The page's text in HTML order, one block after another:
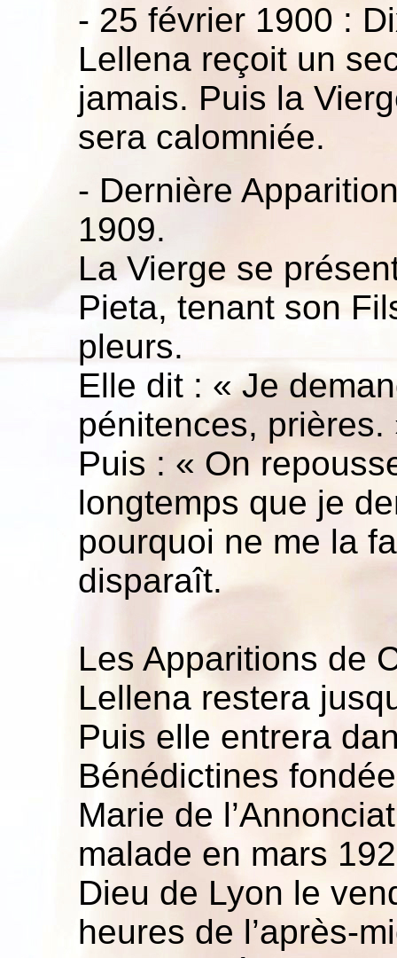
- 25 février 1900 :
Lellena reçoit un
jamais. Puis la
sera calomniée.
- Dernière
1909.
La Vierge se
Pieta, tenant son
pleurs.
Elle dit : « Je
pénitences, prières.
Puis : « On
longtemps que je
pourquoi ne me la
disparaît.
Les Apparitions de
Lellena restera
Puis elle entrera
Bénédictines
Marie de
malade en mars
Dieu de Lyon le
heures de l’après-